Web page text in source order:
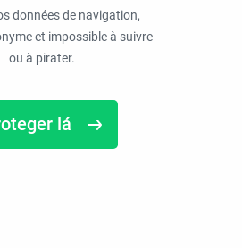
données de navigation,
et impossible à suivre
ou à pirater.
lá